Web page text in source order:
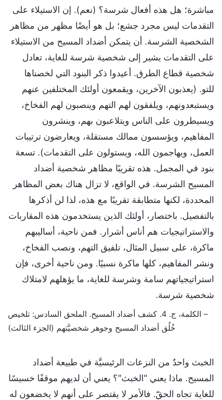
مباشرة؛ هل هذه أفعال شرسة؟ (نعم). إن الاستيلاء على
التقدمات ليس مجرد جشع؛ بل هو أيضًا مظهر من مظاهر
الشخصية الشرسة. أن يتمكن أضداد المسيح من الاستيلاء
على التقدمات يشير إلى شخصية شرسة للغاية، تعادل
شخصية قطاع الطرق. أعيدوا ذكر البنود التي لخصناها
للتو. (يعذبون الآخرين، ويقمعون أولئك المختلفين عنهم
ويستبعدونهم، ويلفقون لهم التهم وينصبون لهم الفخاخ،
ويسيطرون على الناس ويتلاعبون بهم، وينشرون
المفاهيم، ويؤسسون ممالك مستقلة، ويعارضون ترتيبات
العمل، ويهاجمون الله، ويستولون على التقدمات). تسعة
بنود في المجمل. هذه تقريبًا مظاهر شخصية أضداد
المسيح الشرسة. في الواقع، لا تزال هناك بعض المظاهر
المحددة، لكنها متطابقة تقريبًا مع هذه، لذا لن أذكرها
بالتفصيل. باختصار، أولئك الذين يستخدمون هذه المقاربات
والاستراتيجيات هم أناس أشرار. فمن ناحية، أساليبهم
ماكرة، على سبيل المثال، تلفيق التهم، ونصب الفخاخ،
ونشر المفاهيم، كلها ماكرة نسبيًا. ومن ناحية أخرى، فإن
استراتيجياتهم سامة وشرسة للغاية، ما يؤهلهم لامتلاك
شخصية شرسة.
– الكلمة، ج. 4. كشف أضداد المسيح. الملحق السادس: تلخيص
خُلُق أضداد المسيح وجوهر شخصيَّتهم (الجزء الثالث)
الخبث واحدٌ من النزعات الرئيسيَّة في طبيعة أضداد
المسيح. ماذا يعني "الخبث"؟ يعني أن لديهم موقفًا خسيسًا
للغاية تجاه الحقّ. فالأمر لا يقتصر على أنهم لا يخضعون له